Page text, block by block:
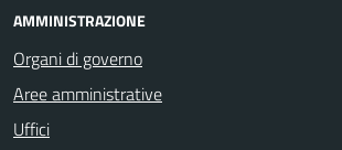
AMMINISTRAZIONE
Organi di governo
Aree amministrative
Uffici